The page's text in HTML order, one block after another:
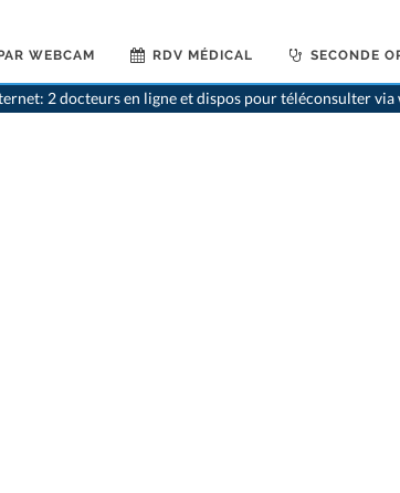
WEBCAM RDV MÉDICAL SECONDE
2 docteurs en ligne et dispos pour téléconsulter via
>Cardiologues>